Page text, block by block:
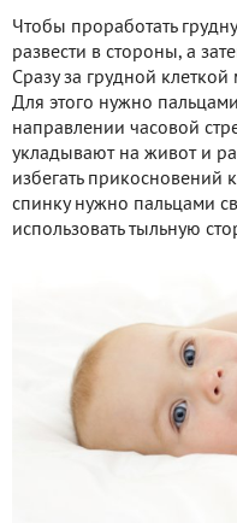
Чтобы проработать
развести в стороны, а
Сразу за грудной
Для этого нужно
направлении часовой
укладывают на живот и
избегать прикосновений
спинку нужно пальцами
использовать тыльную